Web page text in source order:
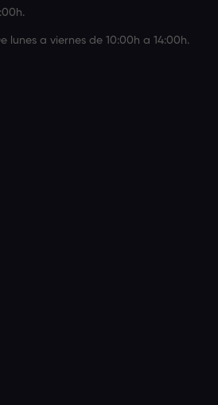
lunes a viernes de 10:00h a 14:00h.